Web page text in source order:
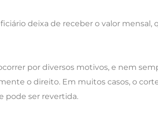
deixa de receber o valor mensal,
por diversos motivos, e nem
o direito. Em muitos casos, o
pode ser revertida.